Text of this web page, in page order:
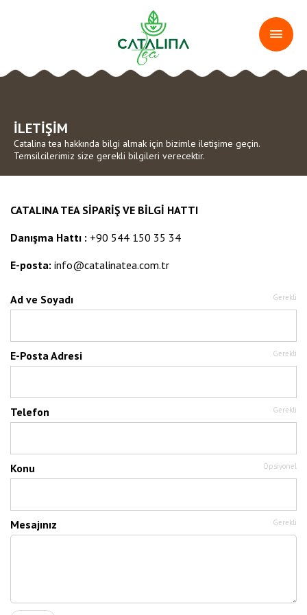
İLETİŞİM
Catalina tea hakkında bilgi almak için bizimle iletişime geçin.
Temsilcilerimiz size gerekli bilgileri verecektir.
CATALINA TEA SİPARİŞ VE BİLGİ HATTI
Danışma Hattı : +90 544 150 35 34
E-posta: info@catalinatea.com.tr
Ad ve Soyadı Gerekli
E-Posta Adresi Gerekli
Telefon Gerekli
Konu Opsiyonel
Mesajınız Gerekli